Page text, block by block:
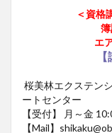
＜資格
エ
【
桜美林エクステン
ートセンター
【受付】 月～金
【Mail】